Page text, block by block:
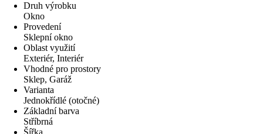
Druh výrobku
Okno
Provedení
Sklepní okno
Oblast využití
Exteriér, Interiér
Vhodné pro prostory
Sklep, Garáž
Varianta
Jednokřídlé (otočné)
Základní barva
Stříbrná
Šířka